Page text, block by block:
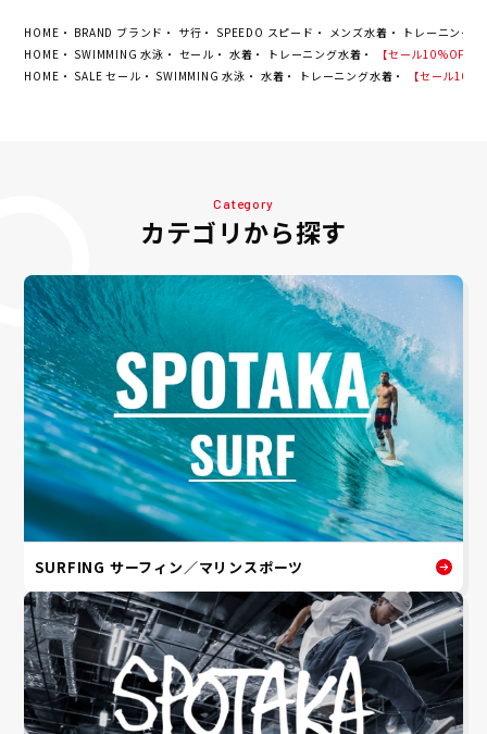
HOME BRAND ブランド サ行 SPEEDO スピード メンズ水着
トレーニング
HOME
SWIMMING 水泳 セール 水着 トレーニング水着
【セール10%OFF
HOME
SALE セール SWIMMING 水泳 水着 トレーニング水着 【セール
Category
カテゴリから探す
SURFING サーフィン／マリンスポーツ